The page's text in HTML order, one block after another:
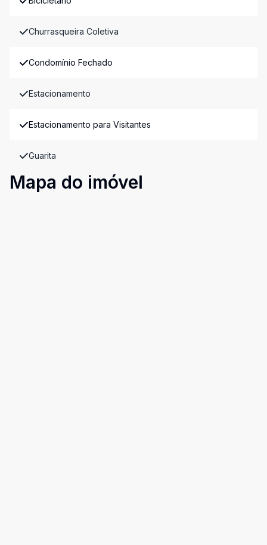
Churrasqueira Coletiva
Condomínio Fechado
Estacionamento
Estacionamento para Visitantes
Guarita
Mapa do imóvel